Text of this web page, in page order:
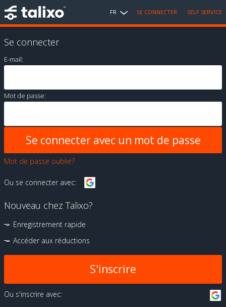
FR SE CONNECTER SELF SERVICE
Se connecter
E-mail:
Mot de passe:
Mot de passe oublié?
Ou se connecter avec:
Nouveau chez Talixo?
Enregistrement rapide
Accéder aux réductions
S'inscrire
Ou s'inscrire avec: